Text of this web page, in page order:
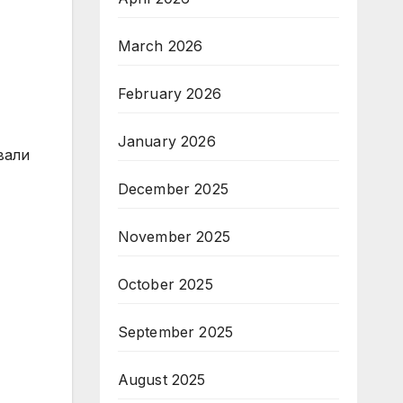
March 2026
February 2026
January 2026
December 2025
November 2025
October 2025
September 2025
August 2025